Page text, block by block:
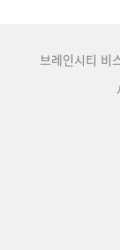
브레인시티 비